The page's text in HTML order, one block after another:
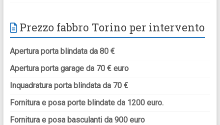
Prezzo fabbro Torino per intervento
Apertura porta blindata da 80 €
Apertura porta garage da 70 € euro
Inquadratura porta blindata da 70 €
Fornitura e posa porte blindate da 1200 euro.
Fornitura e posa basculanti da 900 euro